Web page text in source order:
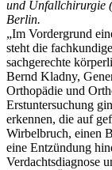
und Unfallchirurgie
Berlin.
„Im Vordergrund
steht die
sachgerechte
Bernd Kladny,
Orthopädie und
Erstuntersuchung
erkennen, die auf
Wirbelbruch, einen
eine Entzündung
Verdachtsdiagnose